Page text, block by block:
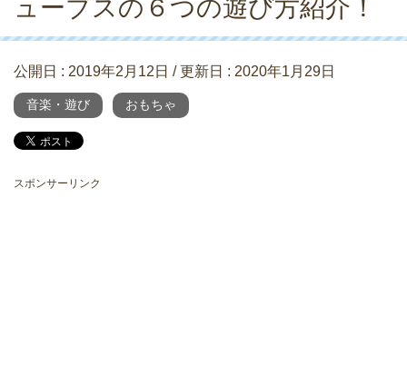
ューブスの６つの遊び方紹介！
公開日 : 2019年2月12日 / 更新日 : 2020年1月29日
音楽・遊び おもちゃ
スポンサーリンク